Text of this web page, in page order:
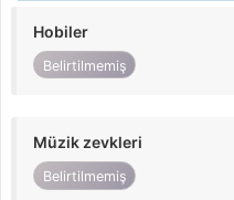
Hobiler
Belirtilmemiş
Müzik zevkleri
Belirtilmemiş